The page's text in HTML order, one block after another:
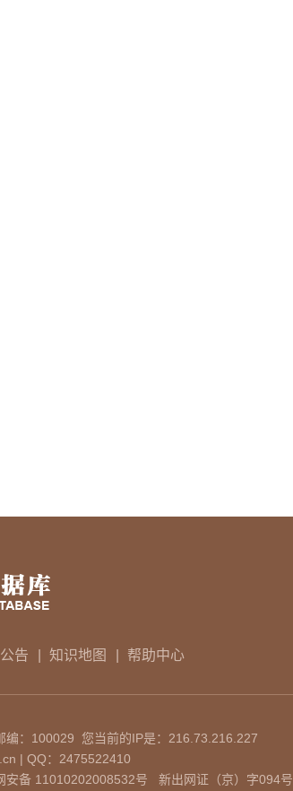
告 知识地图 帮助中心
：100029 您当前的IP是： 216.73.216.227
| QQ：2475522410
安备 11010202008532号 新出网证（京）字094号